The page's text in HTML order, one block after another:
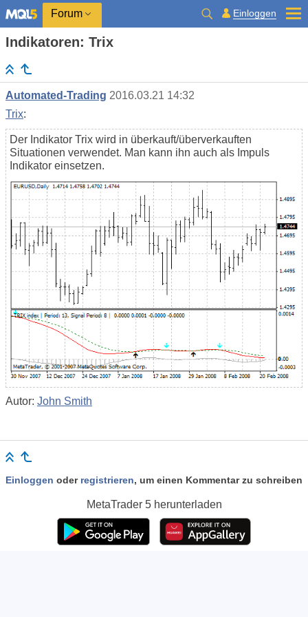
Forum Einloggen
Indikatoren: Trix
Automated-Trading 2016.03.21 14:32
Trix:
Der Indikator Trix wird in überkauft/überverkauften
Situationen verwendet. Man kann ihn auch als Impuls
Indikator einsetzen.
Autor: John Smith
Einloggen oder registrieren, um einen Kommentar zu schreiben
MetaTrader 5herunterladen